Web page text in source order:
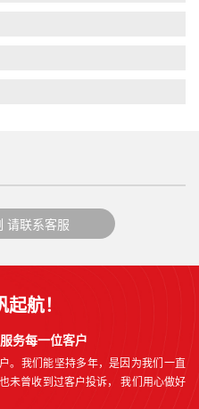
请联系客服
航！
务每一位客户
。我们能坚持多年，是因为我们一直
未曾收到过客户投诉， 我们用心做好